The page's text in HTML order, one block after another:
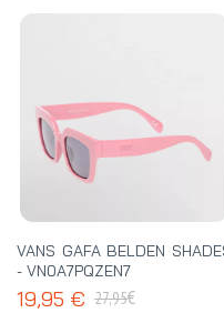
VANS GAFA BELDEN
- VN0A7PQZEN7
19,95 € 27,95€